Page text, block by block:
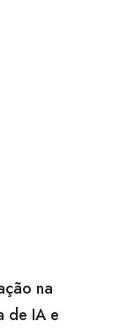
na
de IA e